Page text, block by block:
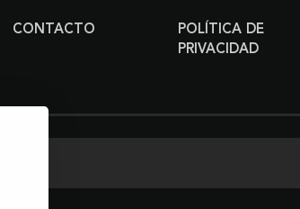
CONTACTO
POLÍTICA DE
PRIVACIDAD